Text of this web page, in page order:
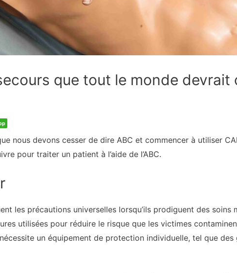
que tout le monde devrait
nous devons cesser de dire ABC et commencer à utiliser
pour traiter un patient à l’aide de l’ABC.
les précautions universelles lorsqu’ils prodiguent des soins
utilisées pour réduire le risque que les victimes
un équipement de protection individuelle, tel que